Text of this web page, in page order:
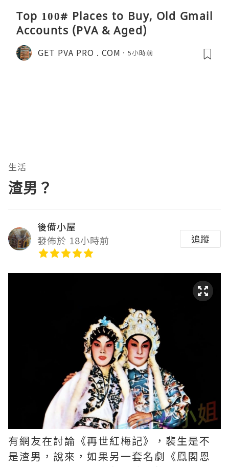
Top 100# Places to Buy, Old Gmail
Accounts (PVA & Aged)
GET PVA PRO . COM 5小時前
生活
渣男？
後備小屋
發佈於 18小時前
追蹤
有網友在討論《再世紅梅記》，裴生是不
是渣男，說來，如果另一套名劇《鳯閣恩